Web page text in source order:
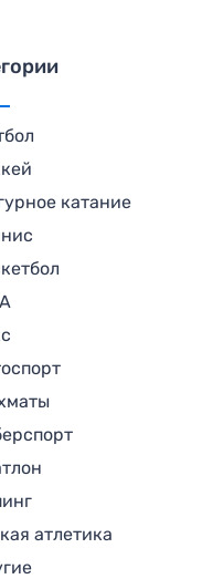
катание
атлетика